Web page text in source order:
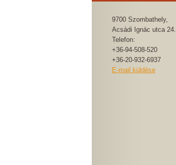
9700 Szombathely,
Acsádi Ignác utca 24.
Telefon:
+36-94-508-520
+36-20-932-6937
E-mail küldése